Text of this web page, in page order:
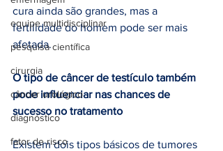
equipe multidisciplinar
pesquisa científica
cirurgia
câncer urológico
diagnóstico
fator de risco
cura ainda são grandes, mas a
fertilidade do homem pode ser mais
afetada.
O tipo de câncer de testículo também
pode influenciar nas chances de
sucesso no tratamento
Existem dois tipos básicos de tumores